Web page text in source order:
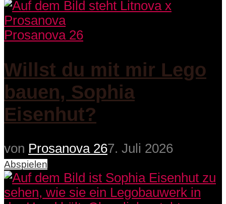
Prosanova 26
Willst du mit mir Lego
bauen, Sophia
Eisenhut?
von Prosanova 267. Juli 2026
Abspielen